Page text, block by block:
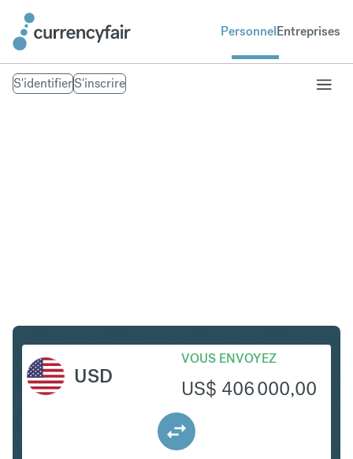
PersonnelEntreprises
S'identifierS'inscrire
USD
VOUS ENVOYEZ
US$ 406 000,00